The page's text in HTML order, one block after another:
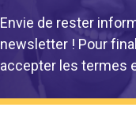
Envie de rester
newsletter ! Pour
accepter les termes